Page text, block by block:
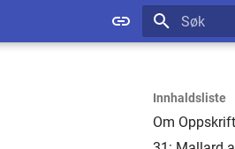
Innhaldsliste
Om Oppskrift